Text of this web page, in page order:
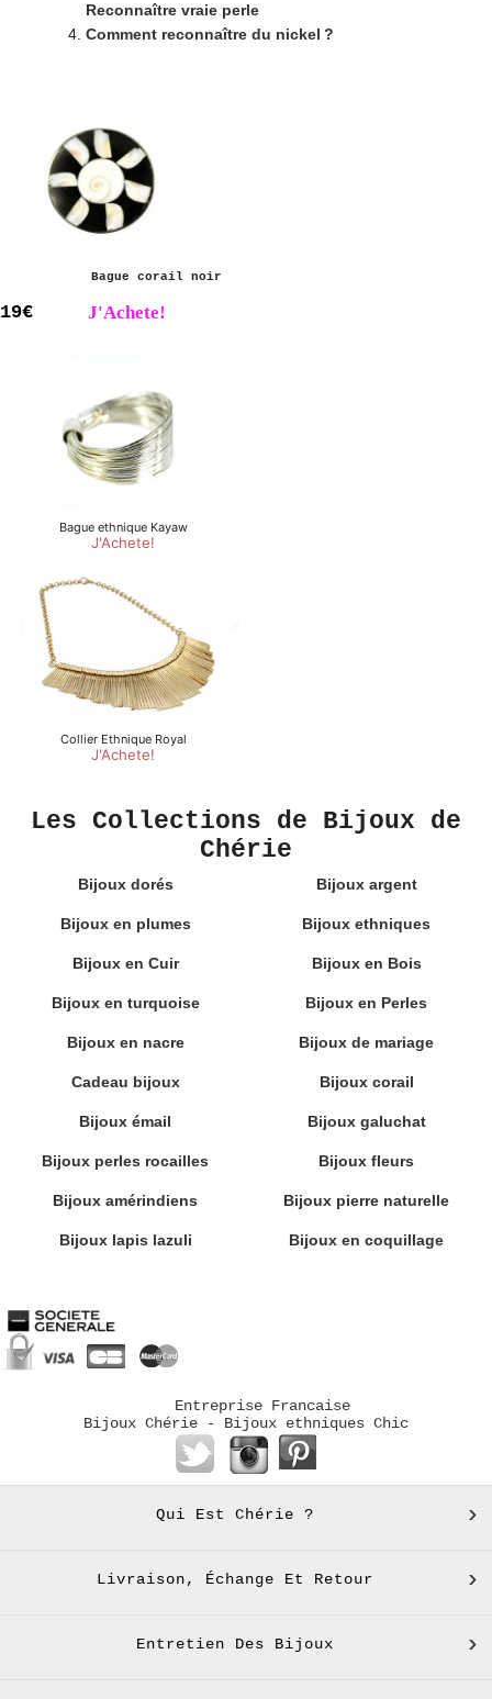
Reconnaître vraie perle
Comment reconnaître du nickel ?
Bague corail noir
19€ J'Achete!
Les Collections de Bijoux de
Chérie
Bijoux dorés Bijoux argent
Bijoux en plumes Bijoux ethniques
Bijoux en Cuir Bijoux en Bois
Bijoux en turquoise Bijoux en Perles
Bijoux en nacre Bijoux de mariage
Cadeau bijoux Bijoux corail
Bijoux émail Bijoux galuchat
Bijoux perles rocailles Bijoux fleurs
Bijoux amérindiens Bijoux pierre naturelle
Bijoux lapis lazuli Bijoux en coquillage
Entreprise Francaise
Bijoux Chérie - Bijoux ethniques Chic
Qui Est Chérie ?
Livraison, Échange Et Retour
Entretien Des Bijoux